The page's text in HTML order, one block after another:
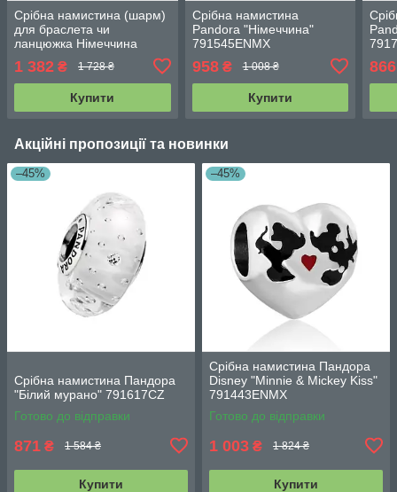
Срібна намистина (шарм)
для браслета чи
ланцюжка Німеччина
1 382 ₴ 1 728 ₴
Купити
Срібна намистина
Pandora "Німеччина"
791545ENMX
958₴ 1 008 ₴
Купити
866
Акційні пропозиції та новинки
–45%
Срібна намистина Пандора
"Білий мурано" 791617CZ
Готово до відправки
871 ₴ 1 584 ₴
Купити
–45%
Срібна намистина Пандора
Disney "Minnie & Mickey Kiss"
791443ENMX
Готово до відправки
1 003 ₴ 1 824 ₴
Купити